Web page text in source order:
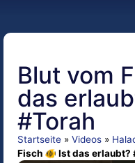
Blut vom
das
#Torah
Startseite » Videos »
Fisch 🐠 Ist das erlaubt?